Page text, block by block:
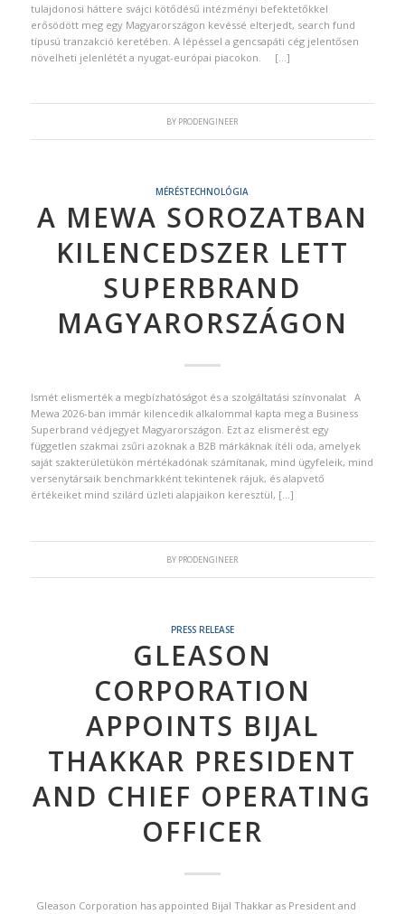
tulajdonosi háttere svájci kötődésű intézményi befektetőkkel
erősödött meg egy Magyarországon kevéssé elterjedt, search fund
típusú tranzakció keretében. A lépéssel a gencsapáti cég jelentősen
növelheti jelenlétét a nyugat-európai piacokon. […]
BY PRODENGINEER
MÉRÉSTECHNOLÓGIA
A MEWA SOROZATBAN
KILENCEDSZER LETT
SUPERBRAND
MAGYARORSZÁGON
Ismét elismerték a megbízhatóságot és a szolgáltatási színvonalat A
Mewa 2026-ban immár kilencedik alkalommal kapta meg a Business
Superbrand védjegyet Magyarországon. Ezt az elismerést egy
független szakmai zsűri azoknak a B2B márkáknak ítéli oda, amelyek
saját szakterületükön mértékadónak számítanak, mind ügyfeleik, mind
versenytársaik benchmarkként tekintenek rájuk, és alapvető
értékeiket mind szilárd üzleti alapjaikon keresztül, […]
BY PRODENGINEER
PRESS RELEASE
GLEASON
CORPORATION
APPOINTS BIJAL
THAKKAR PRESIDENT
AND CHIEF OPERATING
OFFICER
Gleason Corporation has appointed Bijal Thakkar as President and